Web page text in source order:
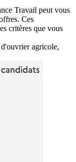
Travail peut vous
Ces
critères que vous
agricole,